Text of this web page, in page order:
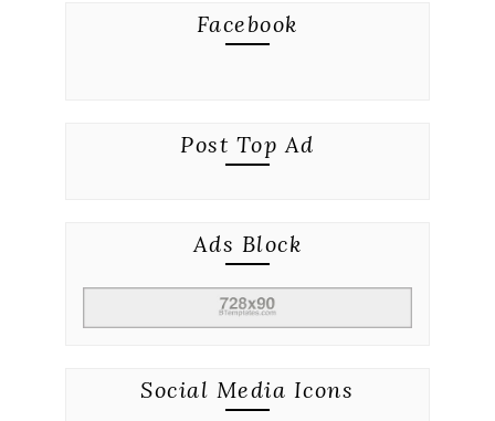
Facebook
Post Top Ad
Ads Block
Social Media Icons